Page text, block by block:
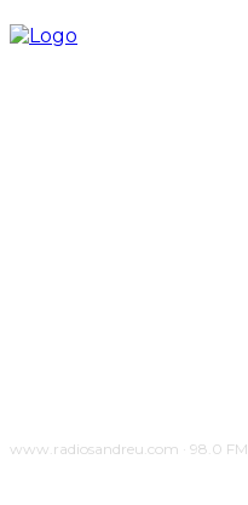
www.radiosandreu.com · 98.0 FM